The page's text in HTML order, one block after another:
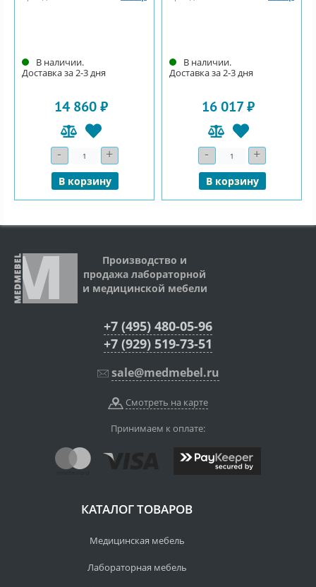
В наличии.
Доставка за 2-3 дня
14 860 ₽
- Количество+
В корзину
В наличии.
Доставка за 2-3 дня
16 017 ₽
- Количество+
В корзину
Производство и
продажа лабораторной
и медицинской мебели
+7 (495) 480-05-96
+7 (929) 519-73-51
sale@medmebel.ru
Смотреть на карте
Принимаем к оплате:
КАТАЛОГ ТОВАРОВ
Медицинская мебель
Лабораторная мебель